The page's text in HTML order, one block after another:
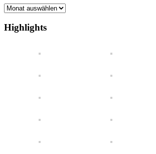
Alles
einen
Blick
Highlights